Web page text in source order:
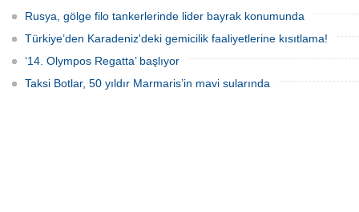
Rusya, gölge filo tankerlerinde lider bayrak konumunda
Türkiye’den Karadeniz'deki gemicilik faaliyetlerine kısıtlama!
‘14. Olympos Regatta’ başlıyor
Taksi Botlar, 50 yıldır Marmaris’in mavi sularında
açıklaması
Alsancak Limanı’nın
dönem başlarken, Türkiye
Yatırımlardan Sorumlu
satış ya da imtiyaz devri